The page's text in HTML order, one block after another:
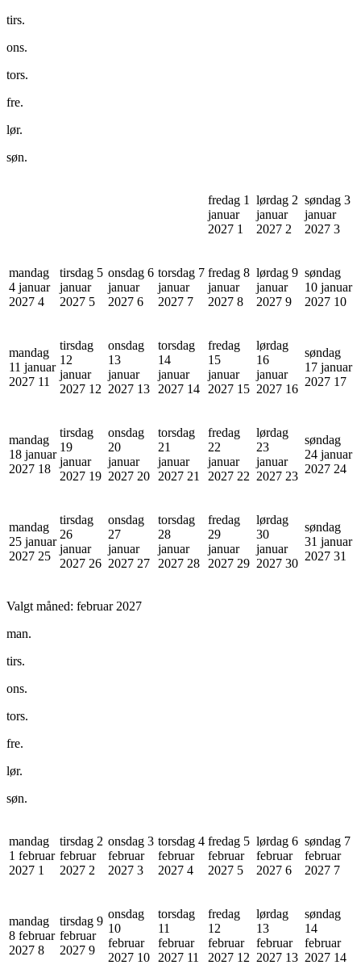
tirs.
ons.
tors.
fre.
lør.
søn.
fredag 1
januar
2027 1
lørdag 2
januar
2027 2
søndag 3
januar
2027 3
mandag
4 januar
2027 4
tirsdag 5
januar
2027 5
onsdag 6
januar
2027 6
torsdag 7
januar
2027 7
fredag 8
januar
2027 8
lørdag 9
januar
2027 9
søndag
10 januar
2027 10
mandag
11 januar
2027 11
tirsdag
12
januar
2027 12
onsdag
13
januar
2027 13
torsdag
14
januar
2027 14
fredag
15
januar
2027 15
lørdag
16
januar
2027 16
søndag
17 januar
2027 17
mandag
18 januar
2027 18
tirsdag
19
januar
2027 19
onsdag
20
januar
2027 20
torsdag
21
januar
2027 21
fredag
22
januar
2027 22
lørdag
23
januar
2027 23
søndag
24 januar
2027 24
mandag
25 januar
2027 25
tirsdag
26
januar
2027 26
onsdag
27
januar
2027 27
torsdag
28
januar
2027 28
fredag
29
januar
2027 29
lørdag
30
januar
2027 30
søndag
31 januar
2027 31
Valgt måned: februar 2027
man.
tirs.
ons.
tors.
fre.
lør.
søn.
mandag
1 februar
2027 1
tirsdag 2
februar
2027 2
onsdag 3
februar
2027 3
torsdag 4
februar
2027 4
fredag 5
februar
2027 5
lørdag 6
februar
2027 6
søndag 7
februar
2027 7
mandag
8 februar
2027 8
tirsdag 9
februar
2027 9
onsdag
10
februar
2027 10
torsdag
11
februar
2027 11
fredag
12
februar
2027 12
lørdag
13
februar
2027 13
søndag
14
februar
2027 14